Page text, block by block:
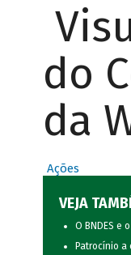
do
da
Ações
VEJA
O BNDES e
Patrocínio